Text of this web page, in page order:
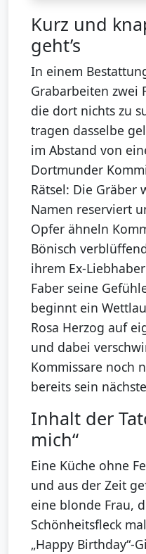
Kurz und
geht’s
In einem
Grabarbeiten zwei
die dort nichts zu
tragen dasselbe
im Abstand von
Dortmunder
Rätsel: Die Gräber
Namen reserviert
Opfer ähneln
Bönisch
ihrem Ex-
Faber seine
beginnt ein
Rosa Herzog auf
und dabei
Kommissare noch
bereits sein
Inhalt der
mich“
Eine Küche ohne
und aus der Zeit
eine blonde Frau,
Schönheitsfleck
„Happy Birthday“-